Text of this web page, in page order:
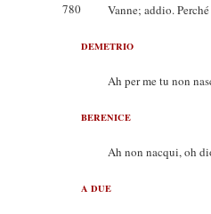
780 Vanne; addio.
DEMETRIO
Ah per me tu non
BERENICE
Ah non nacqui, oh
A DUE